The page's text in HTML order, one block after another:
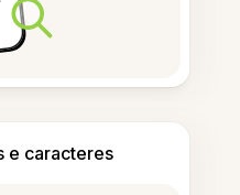
e caracteres